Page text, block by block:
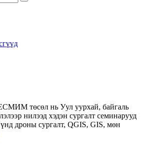
төсөл нь Уул уурхай, байгаль
нилээд хэдэн сургалт семинарууд
дроны сургалт, QGIS, GIS, мөн